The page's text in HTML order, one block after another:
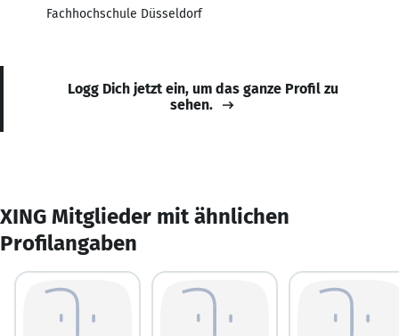
Fachhochschule Düsseldorf
Logg Dich jetzt ein, um das ganze Profil zu
sehen.
XING Mitglieder mit ähnlichen
Profilangaben